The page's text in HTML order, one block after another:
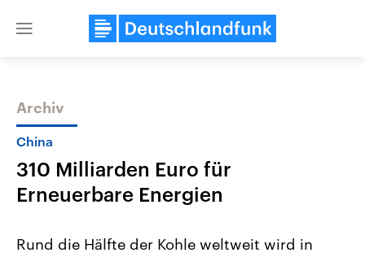
Close
Themen
Archiv
China
310 Milliarden Euro für
Erneuerbare Energien
Rund die Hälfte der Kohle weltweit wird in